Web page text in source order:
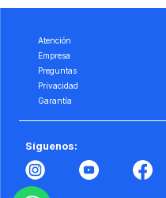
Atención
Empresa
Preguntas
Privacidad
Garantía
Síguenos: